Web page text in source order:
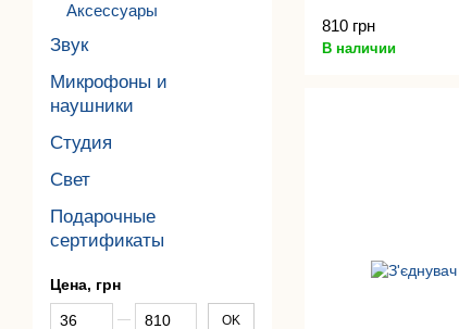
810 грн
В наличии
Аксессуары
Звук
Микрофоны и
наушники
Студия
Свет
Подарочные
сертификаты
Цена, грн
От Цена, грн
До Цена, грн OK